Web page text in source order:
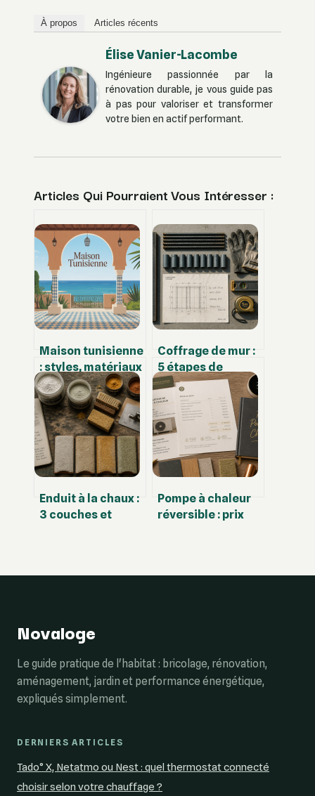
À propos Articles récents
Élise Vanier-Lacombe
Ingénieure passionnée par la
rénovation durable, je vous guide pas
à pas pour valoriser et transformer
votre bien en actif performant.
Articles Qui Pourraient Vous Intéresser :
Maison tunisienne
: styles, matériaux
et idées pour une
maison
authentique
Coffrage de mur :
5 étapes de
montage et 3
erreurs critiques à
éviter pour un
béton parfait
Enduit à la chaux :
3 couches et
Pompe à chaleur
réversible : prix
Novaloge
Le guide pratique de l'habitat : bricolage, rénovation,
aménagement, jardin et performance énergétique,
expliqués simplement.
DERNIERS ARTICLES
Tado° X, Netatmo ou Nest : quel thermostat connecté
choisir selon votre chauffage ?